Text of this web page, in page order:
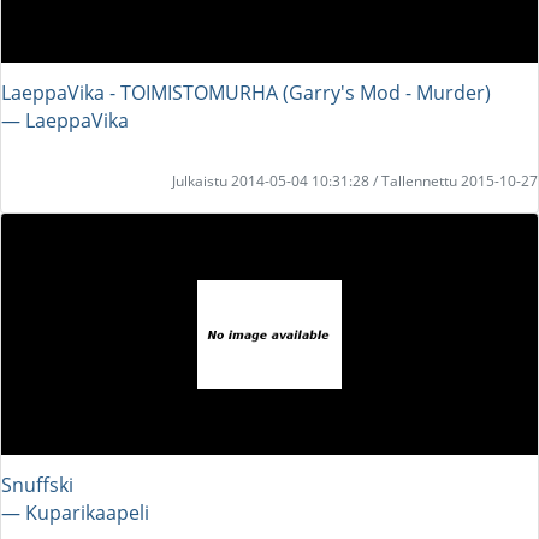
LaeppaVika - TOIMISTOMURHA (Garry's Mod - Murder)
― LaeppaVika
Julkaistu 2014-05-04 10:31:28 / Tallennettu 2015-10-27
Snuffski
― Kuparikaapeli